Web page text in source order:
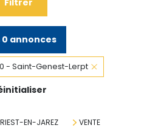
Filtrer
0 annonces
- Saint-Genest-Lerpt
EN-JAREZ
VENTE